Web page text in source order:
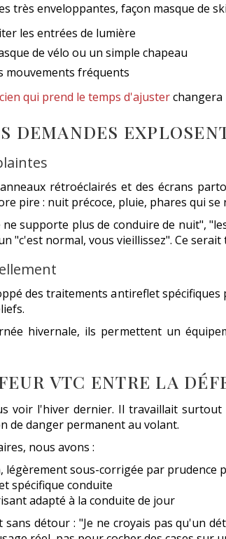
très enveloppantes, façon masque de
les entrées de lumière
de vélo ou un simple chapeau
mouvements fréquents
qui prend le temps d'ajusterchangera
DEMANDES
rétroéclairés et des écrans
pire : nuit précoce, pluie, phares qui
supporte plus de conduire de nuit",
"c'est normal, vous vieillissez". Ce serait
des traitements antireflet
hivernale, ils permettent un
VTC ENTRE LA
voir l'hiver dernier. Il travaillait
de danger permanent au volant.
nous avons :
légèrement sous-corrigée par prudence
spécifique conduite
adapté à la conduite de jour
détour : "Je ne croyais pas qu'un